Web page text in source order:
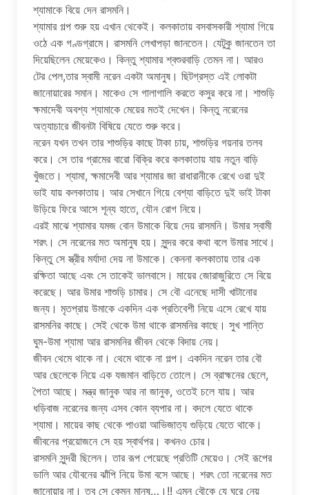
শ্যামাকে বিয়ে দেন রাসমনি।
শ্যামার গল্প শুরু হয় এখান থেকেই। কলকাতায় বসবাসকারী শ্যামা গিয়ে
ওঠে এক গণ্ডগ্রামে। রাসমনি লেখাপড়া জানতেন। যেটুকু জানতেন তা
দিয়েছিলেন মেয়েকেও। কিন্তু শ্যামার শ্বশুরবাড়ি তেমন না। আরও
টের পেল,তার স্বামী নরেন একটা অমানুষ। ছিটগ্রস্ত এই লোকটা
জানোয়ারের সমান। মাকেও সে গালাগালি করতে কসুর করে না। শাশুড়ি
ক্ষমাদেবী অবশ্য শ্যামাকে মেয়ের মতই দেখেন। কিন্তু নরেনের
অত্যাচারে জীবনটা বিষিয়ে যেতে শুরু করে।
নরেন যখন তখন তার শাশুড়ির কাছে টাকা চায়, শাশুড়ির গয়নার তলব
করে। সে তার গ্রামের বারো বিক্রি করে কলকাতায় যায় নতুন বাড়ি
খুঁজতে। শ্যামা, ক্ষমাদেবী আর শ্যামার জা রাধারানীকে রেখে ওরা দুই
ভাই যায় কলকাতায়। আর সেখানে গিয়ে বেশ্যা বাড়িতে দুই ভাই টাকা
উড়িয়ে ফিরে আসে শূন্য হাতে, যৌন রোগ নিয়ে।
এরই মাঝে শ্যামার যমজ বোন উমাকে বিয়ে দেয় রাসমনি। উমার স্বামী
শরৎ। সে নরেনের মত অমানুষ হয়। সুন্দর করে কথা বলে উমার সাথে।
কিন্তু সে স্ত্রীর মর্যাদা দেয় না উমাকে। কেননা কলকাতায় তার এক
রক্ষিতা আছে এবং সে তাকেই ভালবাসে। মায়ের জোরাজুরিতে সে বিয়ে
করেছে। আর উমার শাশুড়ি চামার। সে বৌ এনেছে দাসী খাটানোর
জন্য। মৃতপ্রায় উমাকে একদিন এক প্রতিবেশী নিয়ে এসে রেখে যায়
রাসমনির কাছে। সেই থেকে উমা থাকে রাসমনির কাছে। সুখ শান্তি
ঘুম-উমা শ্যামা আর রাসমনির জীবন থেকে বিদায় নেয়।
জীবন থেমে থাকে না। থেমে থাকে না গল্প। একদিন নরেন তার বৌ
আর ছেলেকে নিয়ে এক যজমান বাড়িতে তোলে। সে ব্রাহ্মনের ছেলে,
পৈতা আছে। মন্ত্র জানুক আর না জানুক, ওতেই চলে যায়। আর
ধড়িবাজ নরেনের জন্য এসব কোন ব্যপার না। বদলে যেতে থাকে
শ্যামা। মায়ের কাছ থেকে পাওয়া আভিজাত্য গুড়িয়ে যেতে থাকে।
জীবনের প্রয়োজনে সে হয় স্বার্থপর। কখনও চোর।
রাসমনি সুন্দরী ছিলেন। তার রূপ পেয়েছে প্রতিটি মেয়েও। সেই রূপের
ডালি আর যৌবনের ঝাঁপি নিয়ে উমা বসে আছে। শরৎ তো নরেনের মত
জানোয়ার না। তবু সে কেমন মানুষ…।!! এমন বৌকে যে ঘরে নেয়